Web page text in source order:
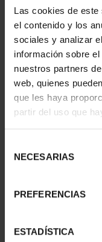
Las cookies de
el contenido y los
sociales y analizar
información sobre
nuestros partners
web, quienes
que les haya
partir del uso que
NECESARIAS
PREFERENCIAS
ESTADÍSTICA
SUSCRIPCIÓN
CAPITALES DE
949,00 €
registrados